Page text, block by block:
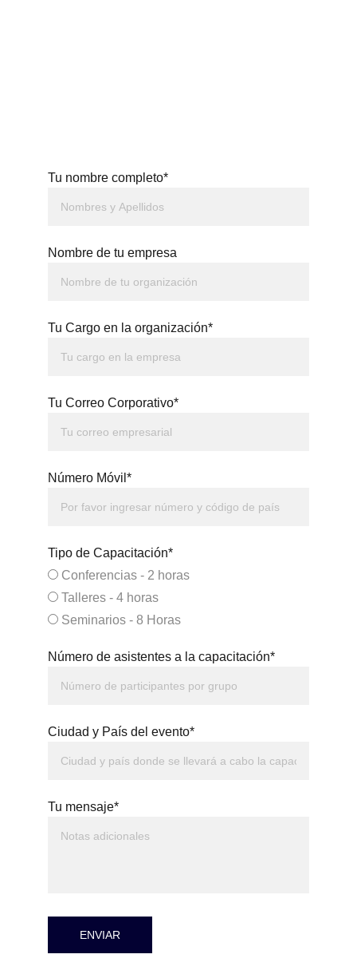
Tu nombre completo*
Nombre de tu empresa
Tu Cargo en la organización*
Tu Correo Corporativo*
Número Móvil*
Tipo de Capacitación*
Conferencias - 2 horas
Talleres - 4 horas
Seminarios - 8 Horas
Número de asistentes a la capacitación*
Ciudad y País del evento*
Tu mensaje*
ENVIAR